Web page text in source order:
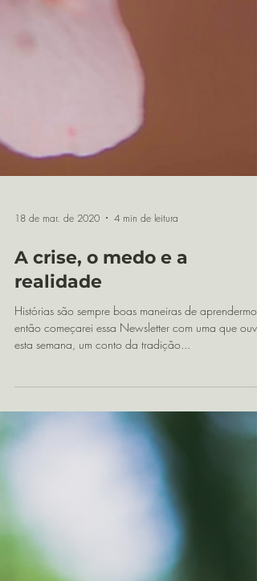
18 de mar. de 2020 4 min de leitura
A crise, o medo e a
então começarei essa Newsletter com uma que ouvi
esta semana, um conto da tradição...